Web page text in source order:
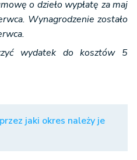
o dzieło wypłatę za maj
Wynagrodzenie zostało
wydatek do kosztów 5
jaki okres należy je